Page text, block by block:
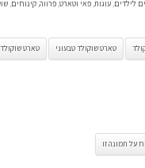
לילדים,עוגות,פאי וטארט,פרווה,קינוחים,
טארט שוקולד טבעוני טארט